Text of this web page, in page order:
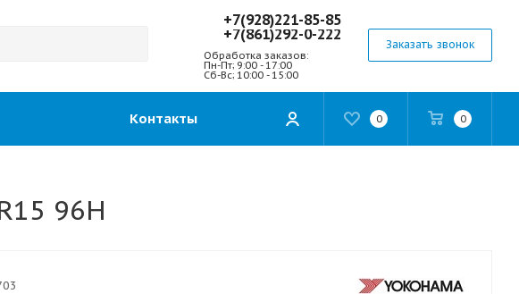
+7(928)221-85-85
+7(861)292-0-222
Обработка заказов:
Пн-Пт; 9:00 - 17:00
Сб-Вс; 10:00 - 15:00
Заказать звонок
0 0
Контакты
96H